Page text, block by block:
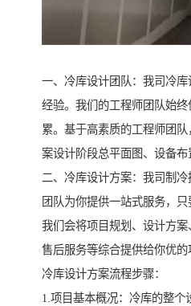
一、冷库设计团队：我司冷
经验。我们的工程师团队始
累。基于高素质的工程师团
案设计阶段总平面图、设备布
二、冷库设计方案：我司制
团队为你提供一站式服务，只
我们会将项目规划、设计方
售后服务等综合提供给你优的
冷库设计方案流程步骤：
1.项目基本概况：冷库的整个